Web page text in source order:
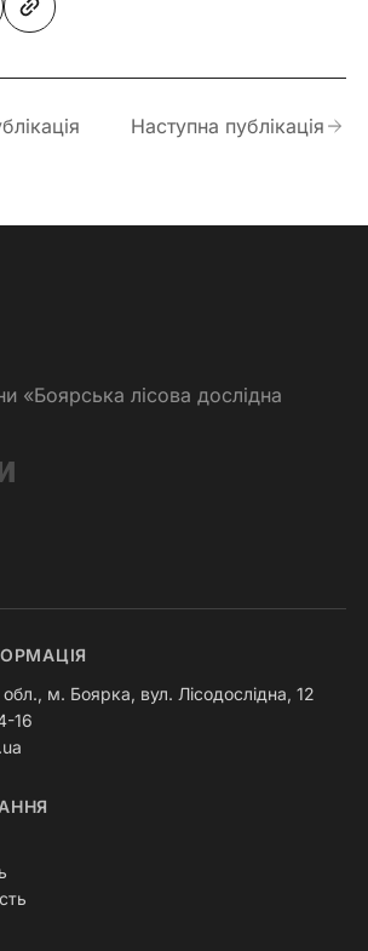
Наступна публікація
«Боярська лісова дослідна
м. Боярка, вул. Лісодослідна, 12
16